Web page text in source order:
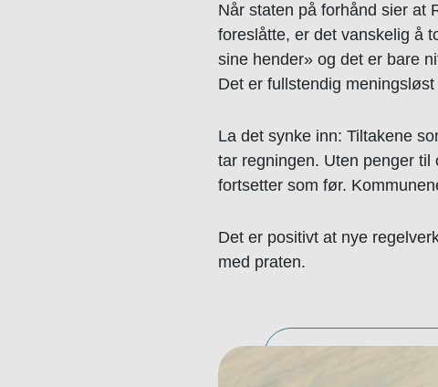
Når staten på forhånd sier at
foreslåtte, er det vanskelig å
sine hender» og det er bare
Det er fullstendig
La det synke inn: Tiltakene
tar regningen. Uten penger til
fortsetter som før.
Det er positivt at nye
med praten.